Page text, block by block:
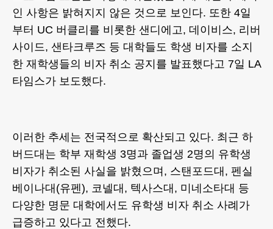
인 사항은 밝혀지지 않은 것으로 보인다. 또한 4일
부터 UC 버클리를 비롯한 샌디에고, 데이비스, 리버
사이드, 샌타크루즈 등 대학들도 학생 비자를 소지
한 재학생들의 비자 취소 공지를 발표했다고 7일 LA
타임스가 보도했다.
이러한 추세는 전국적으로 확산되고 있다. 최근 하
버드대는 학부 재학생 3명과 졸업생 2명의 유학생
비자가 취소된 사실을 밝혔으며, 스탠포드대, 펜실
베이나대(유펜), 코넬대, 텍사스대, 미네소타대 등
다양한 명문 대학에서도 유학생 비자 취소 사례가
급증하고 있다고 전했다.